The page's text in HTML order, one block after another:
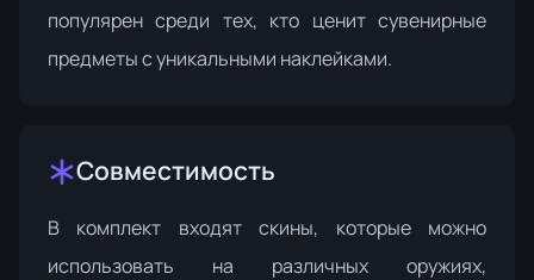
популярен среди тех, кто ценит сувенирные
предметы с уникальными наклейками.
Совместимость
В комплект входят скины, которые можно
использовать на различных оружиях,